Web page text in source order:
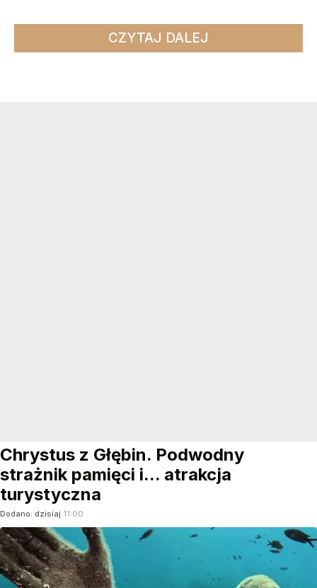
CZYTAJ DALEJ
Chrystus z Głębin. Podwodny
strażnik pamięci i... atrakcja
turystyczna
Dodano: dzisiaj 11:00